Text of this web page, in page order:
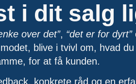
i dit salg
over det”, “det er for dyrt”
blive i tvivl om, hvad
for at få kunden.
konkrete råd og en